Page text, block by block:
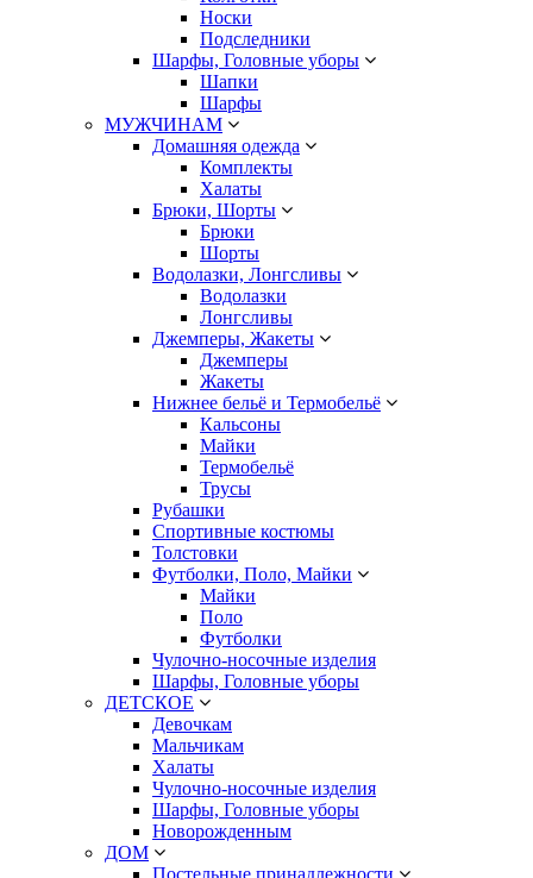
Носки
Подследники
Шарфы, Головные уборы
Шапки
Шарфы
МУЖЧИНАМ
Домашняя одежда
Комплекты
Халаты
Брюки, Шорты
Брюки
Шорты
Водолазки, Лонгсливы
Водолазки
Лонгсливы
Джемперы, Жакеты
Джемперы
Жакеты
Нижнее бельё и Термобельё
Кальсоны
Майки
Термобельё
Трусы
Рубашки
Спортивные костюмы
Толстовки
Футболки, Поло, Майки
Майки
Поло
Футболки
Чулочно-носочные изделия
Шарфы, Головные уборы
ДЕТСКОЕ
Девочкам
Мальчикам
Халаты
Чулочно-носочные изделия
Шарфы, Головные уборы
Новорожденным
ДОМ
Постельные принадлежности